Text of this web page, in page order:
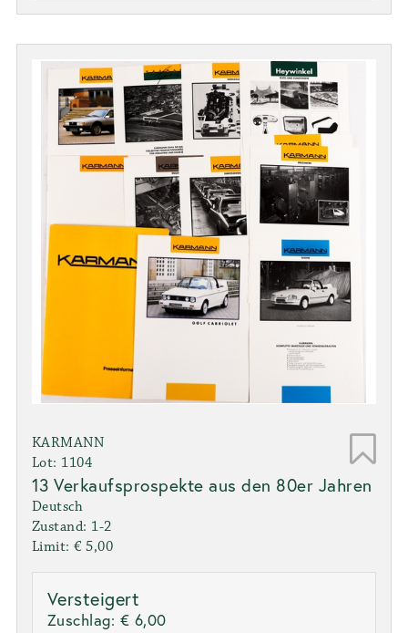
KARMANN
Lot: 1104
13 Verkaufsprospekte aus den 80er Jahren
Deutsch
Zustand: 1-2
Limit: € 5,00
Versteigert
Zuschlag: € 6,00